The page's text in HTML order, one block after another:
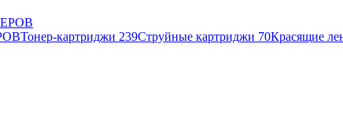
Тонер-картриджи 239Струйные картриджи 70Красящие